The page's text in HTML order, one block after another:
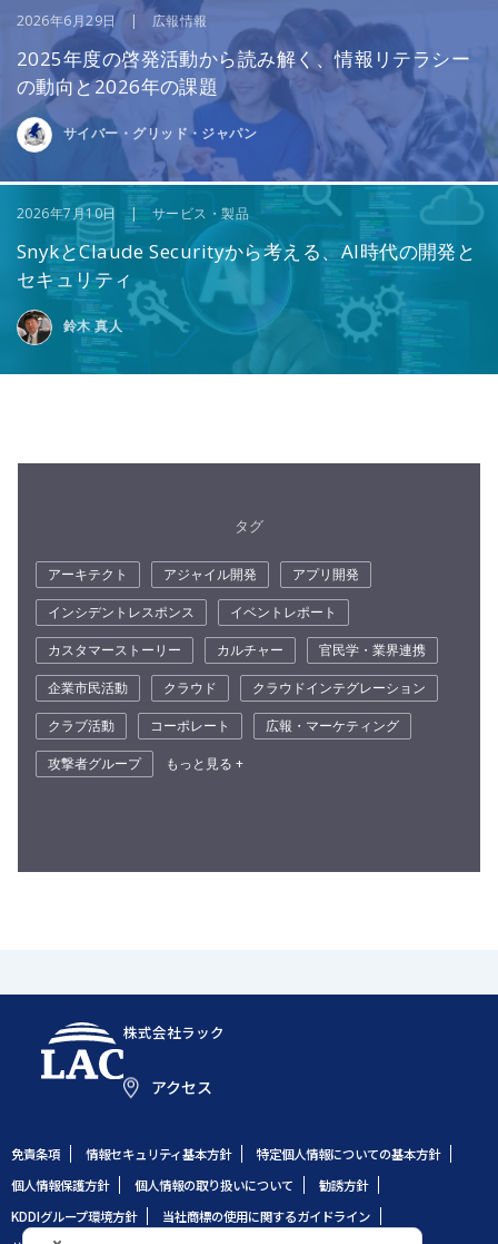
2026年6月29日 | 広報情報
2025年度の啓発活動から読み解く、情報リテラシー
の動向と2026年の課題
サイバー・グリッド・ジャパン
2026年7月10日 | サービス・製品
SnykとClaude Securityから考える、AI時代の開発と
セキュリティ
鈴木 真人
タグ
アーキテクト アジャイル開発
アプリ開発
インシデントレスポンス
イベントレポート
カスタマーストーリー
カルチャー
官民学・業界連携
企業市民活動
クラウド
クラウドインテグレーション
クラブ活動
コーポレート
広報・マーケティング
攻撃者グループ
もっと見る +
株式会社ラック
アクセス
免責条項 情報セキュリティ基本方針
特定個人情報についての基本方針
個人情報保護方針
個人情報の取り扱いについて
勧誘方針
KDDIグループ環境方針
当社商標の使用に関するガイドライン